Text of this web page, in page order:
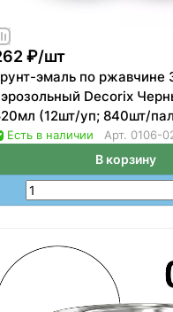
₽/шт
эмаль по ржавчине
Decorix
(12шт/уп; 840шт/
Есть в наличии Арт. 0106-
В корзину